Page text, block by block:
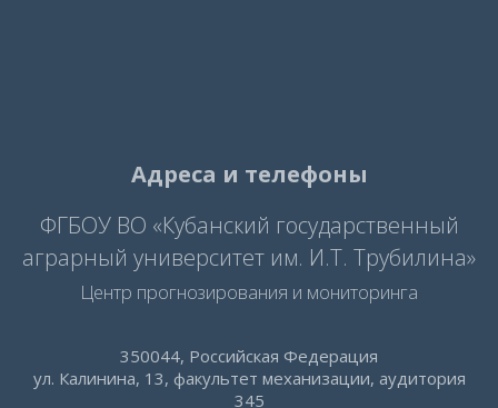
Адреса и телефоны
ФГБОУ ВО «Кубанский государственный
аграрный университет им. И.Т. Трубилина»
Центр прогнозирования и мониторинга
350044, Российская Федерация
ул. Калинина, 13, факультет механизации, аудитория
345